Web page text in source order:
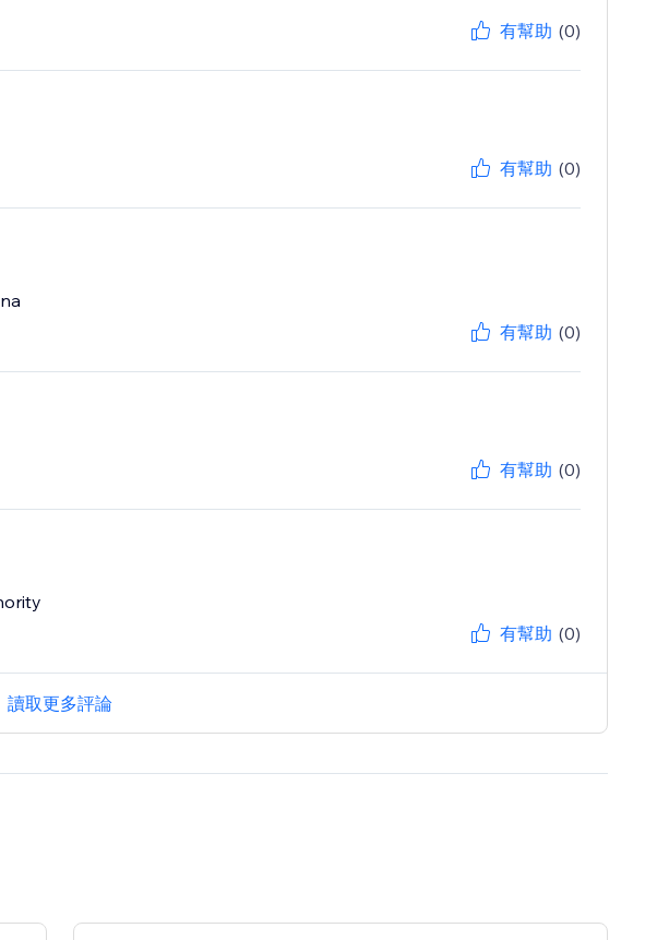
有幫助 (0)
有幫助 (0)
有幫助 (0)
有幫助 (0)
有幫助 (0)
讀取更多評論